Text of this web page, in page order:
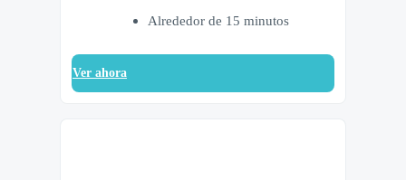
Alrededor de 15 minutos
Ver ahora